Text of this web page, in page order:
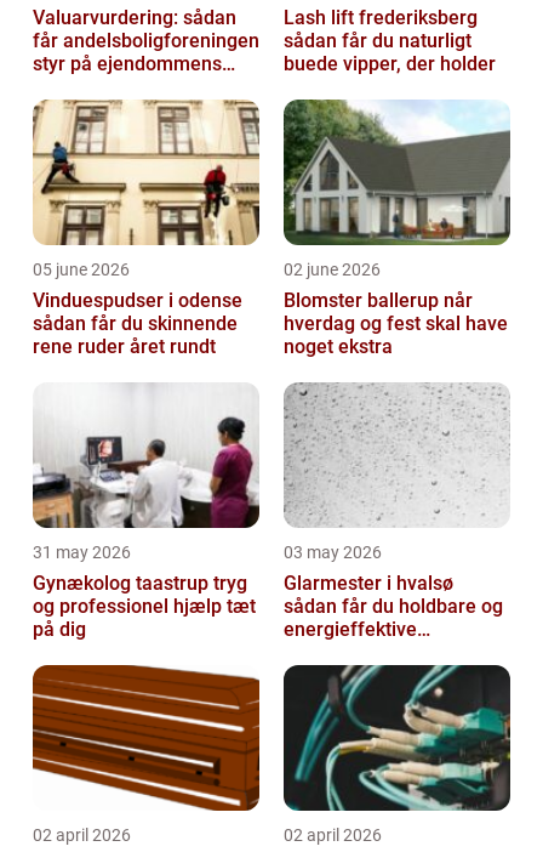
Valuarvurdering: sådan
får andelsboligforeningen
styr på ejendommens
Lash lift frederiksberg
sådan får du naturligt
buede vipper, der holder
05 june 2026
Vinduespudser i odense
sådan får du skinnende
rene ruder året rundt
02 june 2026
Blomster ballerup når
hverdag og fest skal have
noget ekstra
31 may 2026
Gynækolog taastrup tryg
og professionel hjælp tæt
på dig
03 may 2026
Glarmester i hvalsø
sådan får du holdbare og
energieffektive
02 april 2026 02 april 2026